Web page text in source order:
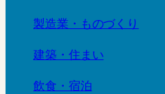
製造業・ものづくり
建築・住まい
飲食・宿泊